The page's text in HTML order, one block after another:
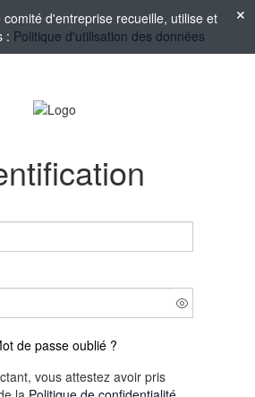
d'entreprise recueille, utilise et
: Politique d'utilisation des données
de passe oublié ?
vous attestez avoir pris